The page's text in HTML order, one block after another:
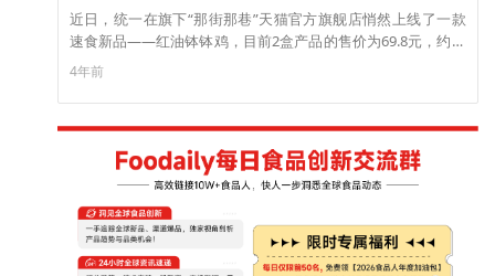
近日，统一在旗下“那街那巷”天猫官方旗舰店悄然上线了一款
速食新品——红油钵钵鸡，目前2盒产品的售价为69.8元，约为
35元/盒。据悉，这款红油钵钵鸡主打乐山风味，精选三种辣椒
入料，内有鸡肉、鸡胗、鸡心、海带、土豆等9种食材，不用煮
不用热，拥料包浸泡食材2-3分钟即可食用，方便又美味。
4年前